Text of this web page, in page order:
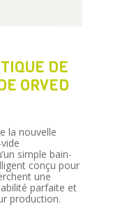
DE
ORVED
la nouvelle
simple bain-
conçu pour
une
parfaite et
production.